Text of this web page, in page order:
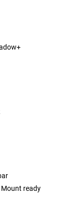
Mount ready